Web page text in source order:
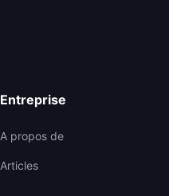
Entreprise
A propos de
Articles